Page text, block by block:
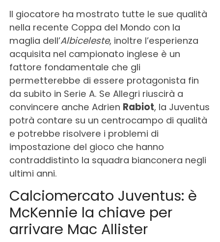
Il giocatore ha mostrato tutte le sue qualità
nella recente Coppa del Mondo con la
maglia dell’Albiceleste, inoltre l’esperienza
acquisita nel campionato inglese è un
fattore fondamentale che gli
permetterebbe di essere protagonista fin
da subito in Serie A. Se Allegri riuscirà a
convincere anche Adrien Rabiot, la Juventus
potrà contare su un centrocampo di qualità
e potrebbe risolvere i problemi di
impostazione del gioco che hanno
contraddistinto la squadra bianconera negli
ultimi anni.
Calciomercato Juventus: è
McKennie la chiave per
arrivare Mac Allister